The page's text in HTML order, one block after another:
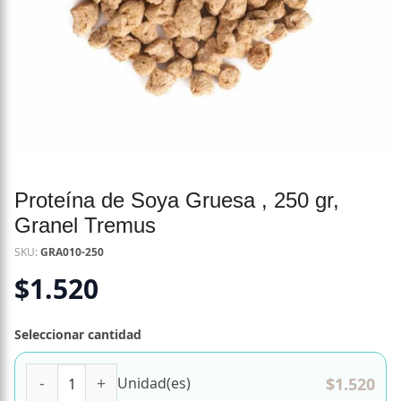
Proteína de Soya Gruesa , 250 gr,
Granel Tremus
SKU:GRA010-250
$1.520
Seleccionar cantidad
Unidad(es) $1.520